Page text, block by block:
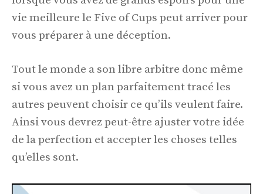
vie meilleure le Five of Cups peut arriver pour
vous préparer à une déception.
Tout le monde a son libre arbitre donc même
si vous avez un plan parfaitement tracé les
autres peuvent choisir ce qu’ils veulent faire.
Ainsi vous devrez peut-être ajuster votre idée
de la perfection et accepter les choses telles
qu’elles sont.